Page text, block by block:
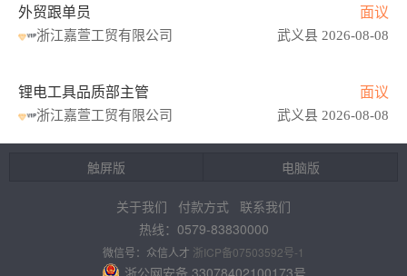
外贸跟单员 面议
浙江嘉萱工贸有限公司 武义县 2026-08-08
锂电工具品质部主管 面议
浙江嘉萱工贸有限公司 武义县 2026-08-08
触屏版 电脑版
关于我们 付款方式
联系我们
热线：0579-83830000
微信号：众信人才 浙ICP备07503592号-1
浙公网安备 33078402100173号